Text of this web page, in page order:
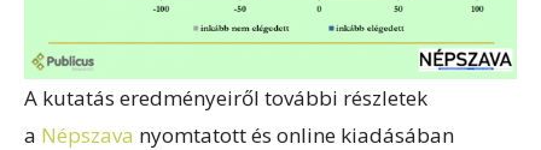
A kutatás eredményeiről további részletek
a Népszava nyomtatott és online kiadásában